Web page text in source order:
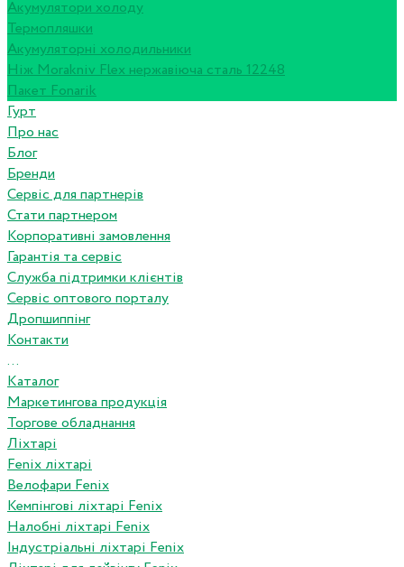
Акумулятори холоду
Термопляшки
Акумуляторні холодильники
Ніж Morakniv Flex нержавіюча сталь 12248
Пакет Fonarik
Гурт
Про нас
Блог
Бренди
Сервіс для партнерів
Стати партнером
Корпоративні замовлення
Гарантія та сервіс
Служба підтримки клієнтів
Сервіс оптового порталу
Дропшиппінг
Контакти
...
Каталог
Маркетингова продукція
Торгове обладнання
Ліхтарі
Fenix ліхтарі
Велофари Fenix
Кемпінгові ліхтарі Fenix
Налобні ліхтарі Fenix
Індустріальні ліхтарі Fenix